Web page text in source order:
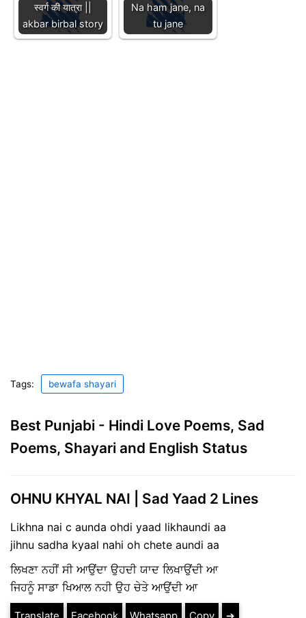
स्वर्ग की यात्रा ||
akbar birbal story
Na ham jane, na
tu jane
Tags: bewafa shayari
Best Punjabi - Hindi Love Poems, Sad
Poems, Shayari and English Status
OHNU KHYAL NAI | Sad Yaad 2 Lines
Likhna nai c aunda ohdi yaad likhaundi aa
jihnu sadha kyaal nahi oh chete aundi aa
ਲਿਖਣਾ ਨਹੀਂ ਸੀ ਆਉਂਦਾ ਉਹਦੀ ਯਾਦ ਲਿਖਾਉਂਦੀ ਆ
ਜਿਹਨੂੰ ਸਾਡਾ ਖਿਆਲ ਨਹੀ ਉਹ ਚੇਤੇ ਆਉਂਦੀ ਆ